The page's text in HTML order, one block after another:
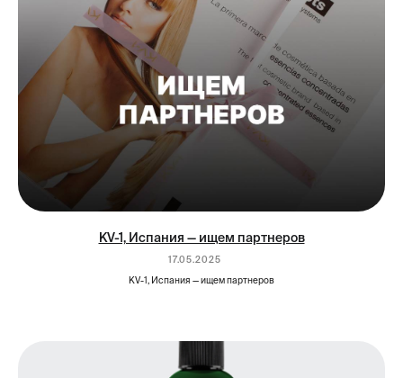
KV-1, Испания — ищем партнеров
17.05.2025
KV-1, Испания — ищем партнеров
Серии
Ботокс для волос
75с5, подъезд 6, этаж 2, офис 622
ООО "КВ-1 АНТИ ЭЙДЖИНГ БЬЮТИ" ОГРН
1247700801787 ИНН 9724210489 —
эксклюзивный официальный
дистрибьютор в России
профессиональной косметики premium-
класса KV-1 Anti-Aging Beauty, Испания